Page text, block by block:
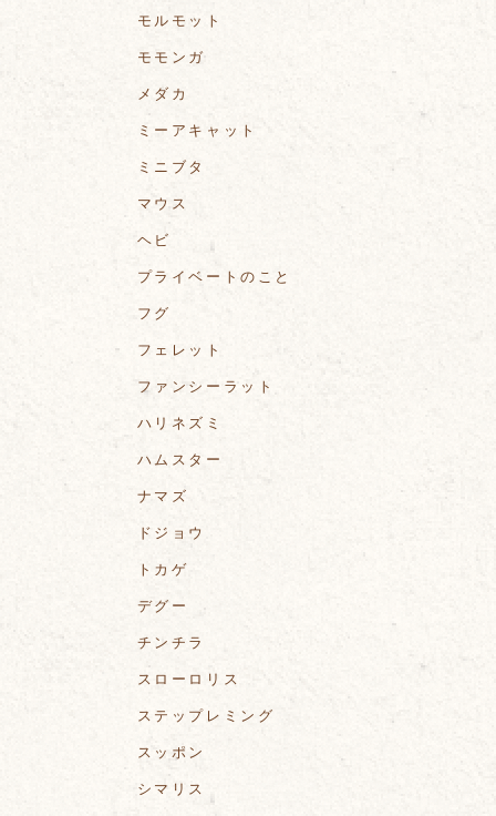
モルモット
モモンガ
メダカ
ミーアキャット
ミニブタ
マウス
ヘビ
プライベートのこと
フグ
フェレット
ファンシーラット
ハリネズミ
ハムスター
ナマズ
ドジョウ
トカゲ
デグー
チンチラ
スローロリス
ステップレミング
スッポン
シマリス